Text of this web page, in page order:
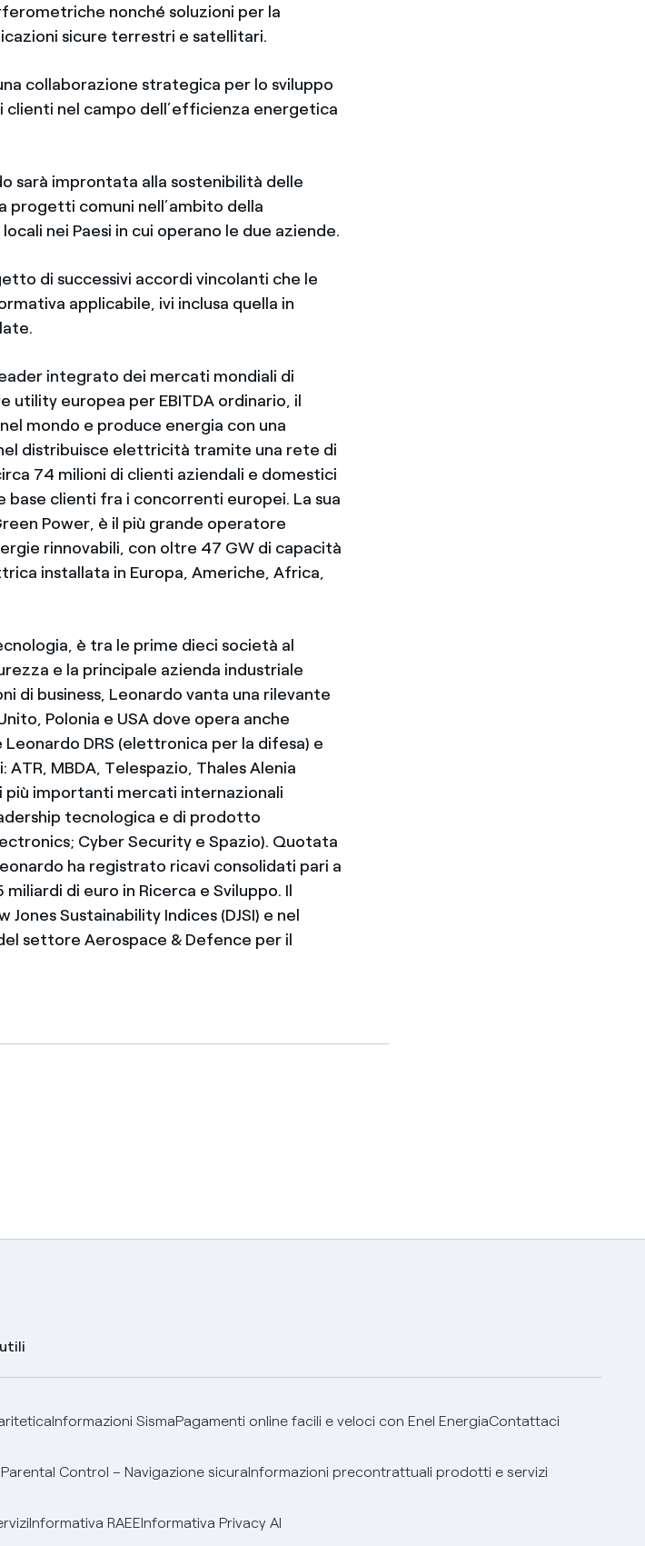
nonché soluzioni per la
sicure terrestri e satellitari.
collaborazione strategica per lo sviluppo
clienti nel campo dell’efficienza energetica
sarà improntata alla sostenibilità delle
progetti comuni nell’ambito della
nei Paesi in cui operano le due aziende.
di successivi accordi vincolanti che le
applicabile, ivi inclusa quella in
integrato dei mercati mondiali di
utility europea per EBITDA ordinario, il
mondo e produce energia con una
distribuisce elettricità tramite una rete di
74 milioni di clienti aziendali e domestici
base clienti fra i concorrenti europei. La sua
Power, è il più grande operatore
rinnovabili, con oltre 47 GW di capacità
installata in Europa, Americhe, Africa,
è tra le prime dieci società al
e la principale azienda industriale
di business, Leonardo vanta una rilevante
Polonia e USA dove opera anche
DRS (elettronica per la difesa) e
MBDA, Telespazio, Thales Alenia
più importanti mercati internazionali
tecnologica e di prodotto
Cyber Security e Spazio). Quotata
ha registrato ricavi consolidati pari a
di euro in Ricerca e Sviluppo. Il
Sustainability Indices (DJSI) e nel
settore Aerospace & Defence per il
Informazioni SismaPagamenti online facili e veloci con Enel EnergiaContattaci
Parental Control – Navigazione sicuraInformazioni precontrattuali prodotti e servizi
Informativa RAEEInformativa Privacy AI